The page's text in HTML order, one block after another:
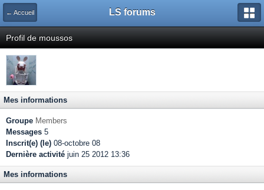
← Accueil LS forums
Profil de moussos
Mes informations
Groupe Members
Messages 5
Inscrit(e) (le) 08-octobre 08
Dernière activité juin 25 2012 13:36
Mes informations